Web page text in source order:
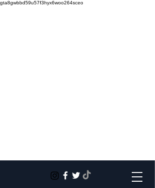
gta8gwbbd59u57f3hyx6woo264sceo